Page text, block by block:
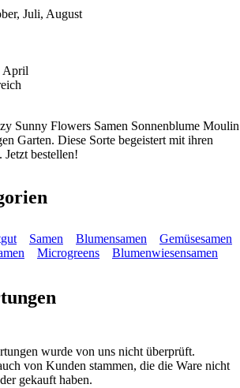
Juli, August
April
Sunny Flowers Samen Sonnenblume Moulin
Garten. Diese Sorte begeistert mit ihren
bestellen!
Samen Blumensamen
Gemüsesamen
Microgreens
Blumenwiesensamen
wurde von uns nicht überprüft.
von Kunden stammen, die die Ware nicht
gekauft haben.